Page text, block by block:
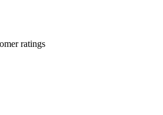
ratings